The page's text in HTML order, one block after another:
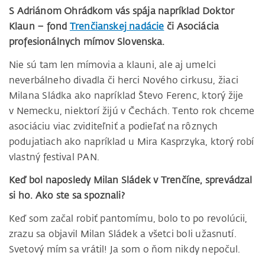
S Adriánom Ohrádkom vás spája napríklad Doktor
Klaun – fond Trenčianskej nadácie či Asociácia
profesionálnych mímov Slovenska.
Nie sú tam len mímovia a klauni, ale aj umelci
neverbálneho divadla či herci Nového cirkusu, žiaci
Milana Sládka ako napríklad Števo Ferenc, ktorý žije
v Nemecku, niektorí žijú v Čechách. Tento rok chceme
asociáciu viac zviditeľniť a podieľať na rôznych
podujatiach ako napríklad u Mira Kasprzyka, ktorý robí
vlastný festival PAN.
Keď bol naposledy Milan Sládek v Trenčíne, sprevádzal
si ho. Ako ste sa spoznali?
Keď som začal robiť pantomímu, bolo to po revolúcii,
zrazu sa objavil Milan Sládek a všetci boli užasnutí.
Svetový mím sa vrátil! Ja som o ňom nikdy nepočul.